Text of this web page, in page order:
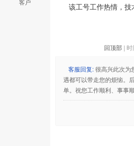
客户 该工号工作热情，技
回顶部 |
客服回复:很高兴此次为
遇都可以带走您的烦恼。
单。祝您工作顺利、事事